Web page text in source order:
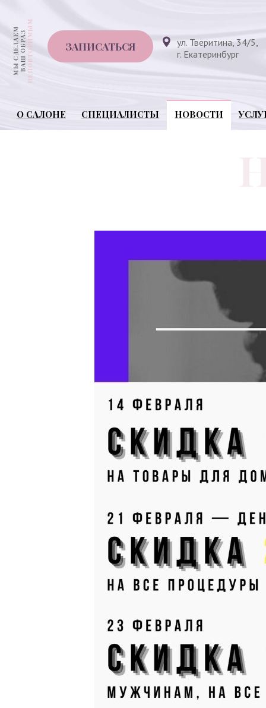
ЗАПИСАТЬСЯ
ул. Тверитина, 34/5,
г. Екатеринбург
О САЛОНЕ СПЕЦИАЛИСТЫ НОВОСТИ